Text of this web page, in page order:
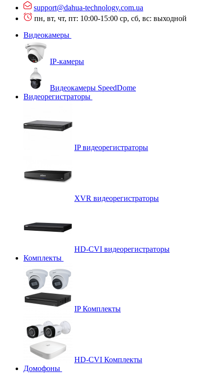
support@dahua-technology.com.ua
пн, вт, чт, пт: 10:00-15:00 ср, сб, вс: выходной
Видеокамеры
IP-камеры
Видеокамеры SpeedDome
Видеорегистраторы
IP видеорегистраторы
XVR видеорегистраторы
HD-CVI видеорегистраторы
Комплекты
IP Комплекты
HD-CVI Комплекты
Домофоны